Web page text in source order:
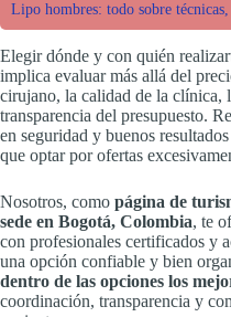
Lipo hombres: todo sobre
Elegir dónde y con quién
implica evaluar más allá del
cirujano, la calidad de la clínica,
transparencia del presupuesto.
en seguridad y buenos
que optar por ofertas
Nosotros, como página de
sede en Bogotá, Colombia, te
con profesionales certificados y
una opción confiable y bien
dentro de las opciones los
coordinación, transparencia y